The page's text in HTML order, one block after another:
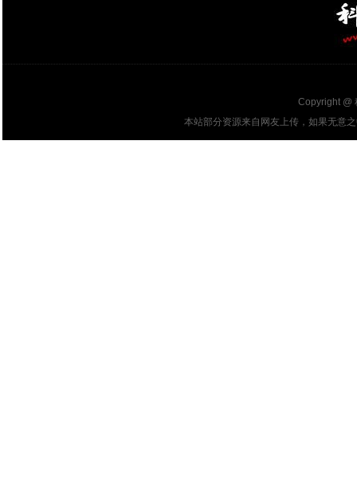
Copyright @
本站部分资源来自网友上传，如果无意